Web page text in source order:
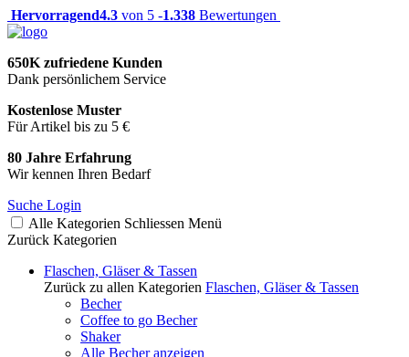
Hervorragend4.3 von 5 -1.338 Bewertungen
650K zufriedene Kunden
Dank persönlichem Service
Kostenlose Muster
Für Artikel bis zu 5 €
80 Jahre Erfahrung
Wir kennen Ihren Bedarf
Suche Login
Alle Kategorien Schliessen Menü
Zurück Kategorien
Flaschen, Gläser & Tassen
Zurück zu allen Kategorien Flaschen, Gläser & Tassen
Becher
Coffee to go Becher
Shaker
Alle Becher anzeigen